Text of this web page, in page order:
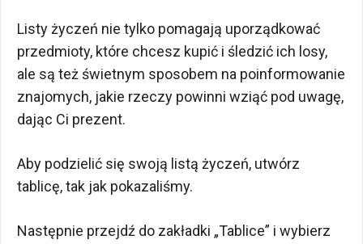
Listy życzeń nie tylko pomagają uporządkować
przedmioty, które chcesz kupić i śledzić ich losy,
ale są też świetnym sposobem na poinformowanie
znajomych, jakie rzeczy powinni wziąć pod uwagę,
dając Ci prezent.
Aby podzielić się swoją listą życzeń, utwórz
tablicę, tak jak pokazaliśmy.
Następnie przejdź do zakładki „Tablice” i wybierz